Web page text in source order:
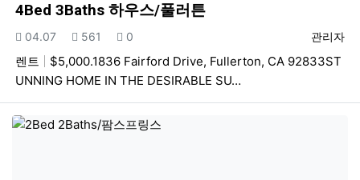
4Bed 3Baths 하우스/풀러튼
등록자
관리자
등록일
04.07 조회
561 추천
0
렌트
$5,000.1836 Fairford Drive, Fullerton, CA 92833ST
UNNING HOME IN THE DESIRABLE SU…